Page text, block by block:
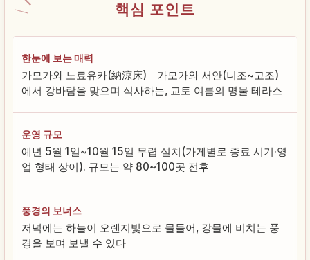
핵심 포인트
한눈에 보는 매력
가모가와 노료유카(納涼床)｜가모가와 서안(니조~고조)
에서 강바람을 맞으며 식사하는, 교토 여름의 명물 테라스
운영 규모
예년 5월 1일~10월 15일 무렵 설치(가게별로 종료 시기·영
업 형태 상이). 규모는 약 80~100곳 전후
풍경의 보너스
저녁에는 하늘이 오렌지빛으로 물들어, 강물에 비치는 풍
경을 보며 보낼 수 있다